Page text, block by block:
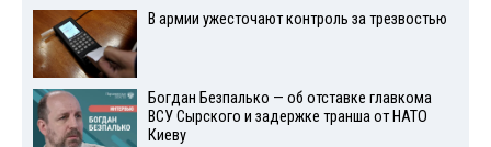
В армии ужесточают контроль за трезвостью
Богдан Безпалько — об отставке главкома
ВСУ Сырского и задержке транша от НАТО
Киеву